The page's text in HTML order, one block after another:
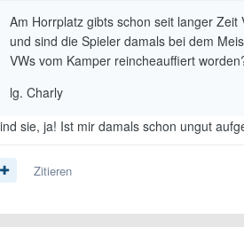
Am Horrplatz gibts schon seit langer Zeit
und sind die Spieler damals bei dem
VWs vom Kamper reincheauffiert
lg. Charly
sie, ja! Ist mir damals schon ungut
Zitieren